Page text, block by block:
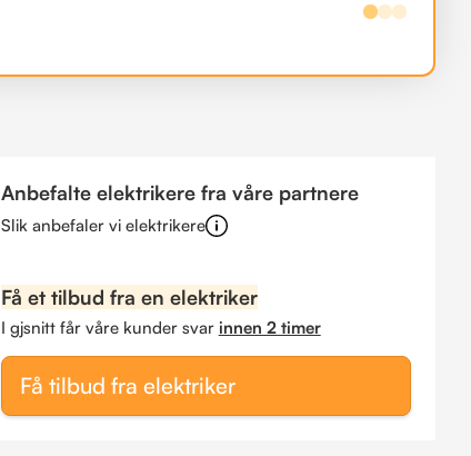
Anbefalte elektrikere fra våre partnere
Slik anbefaler vi elektrikere
Få et tilbud fra en elektriker
I gjsnitt får våre kunder svar innen 2 timer
Få tilbud fra elektriker